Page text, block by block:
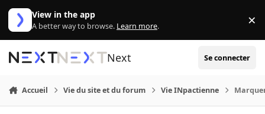
Aller au contenu
View in the app
A better way to browse. Learn more. ×
Next Se connecter
Accueil Vie du site et du forum Vie INpactienne